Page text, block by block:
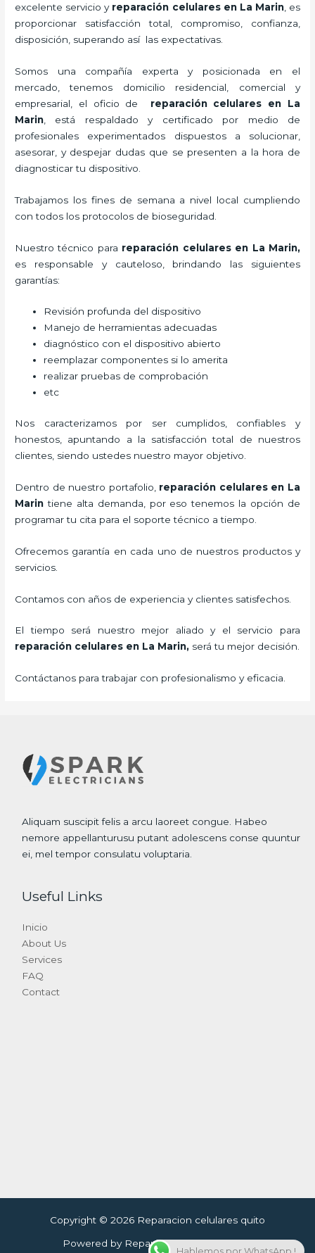
excelente servicio y reparación celularesen La Marin, es
proporcionar satisfacción total, compromiso, confianza,
disposición, superando así las expectativas.
Somos una compañía experta y posicionada en el
mercado, tenemos domicilio residencial, comercial y
empresarial, el oficio de reparación celulares en La
Marin , está respaldado y certificado por medio de
profesionales experimentados dispuestos a solucionar,
asesorar, y despejar dudas que se presenten a la hora de
diagnosticar tu dispositivo.
Trabajamos los fines de semana a nivel local cumpliendo
con todos los protocolos de bioseguridad.
Nuestro técnico para reparación celulares en La Marin,
es responsable y cauteloso, brindando las siguientes
garantías:
Revisión profunda del dispositivo
Manejo de herramientas adecuadas
diagnóstico con el dispositivo abierto
reemplazar componentes si lo amerita
realizar pruebas de comprobación
etc
Nos caracterizamos por ser cumplidos, confiables y
honestos, apuntando a la satisfacción total de nuestros
clientes, siendo ustedes nuestro mayor objetivo.
Dentro de nuestro portafolio, reparación celulares en La
Marin tiene alta demanda, por eso tenemos la opción de
programar tu cita para el soporte técnico a tiempo.
Ofrecemos garantía en cada uno de nuestros productos y
servicios.
Contamos con años de experiencia y clientes satisfechos.
El tiempo será nuestro mejor aliado y el servicio para
reparación celulares en La Marin, será tu mejor decisión.
Contáctanos para trabajar con profesionalismo y eficacia.
Aliquam suscipit felis a arcu laoreet congue. Habeo
nemore appellanturusu putant adolescens conse quuntur
ei, mel tempor consulatu voluptaria.
Useful Links
Inicio
About Us
Services
FAQ
Contact
Copyright © 2026 Reparacion celulares quito
Powered by Reparacion celulares quito